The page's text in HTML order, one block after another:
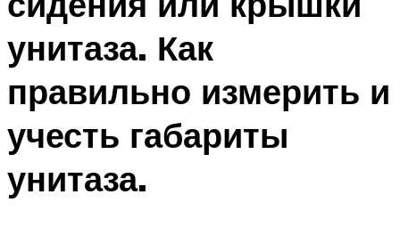
унитаза. Как
правильно измерить и
учесть габариты
унитаза.